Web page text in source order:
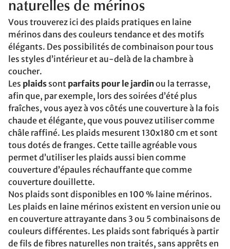
naturelles de mérinos
Vous trouverez ici des plaids pratiques en laine
mérinos dans des couleurs tendance et des motifs
élégants. Des possibilités de combinaison pour tous
les styles d’intérieur et au-delà de la chambre à
coucher.
Les plaids sont parfaits pour le jardinou la terrasse,
afin que, par exemple, lors des soirées d’été plus
fraîches, vous ayez à vos côtés une couverture à la fois
chaude et élégante, que vous pouvez utiliser comme
châle raffiné. Les plaids mesurent 130x180 cm et sont
tous dotés de franges. Cette taille agréable vous
permet d’utiliser les plaids aussi bien comme
couverture d’épaules réchauffante que comme
couverture douillette.
Nos plaids sont disponibles en 100 % laine mérinos.
Les plaids en laine mérinos existent en version unie ou
en couverture attrayante dans 3 ou 5 combinaisons de
couleurs différentes. Les plaids sont fabriqués à partir
de fils de fibres naturelles non traités, sans apprêts en